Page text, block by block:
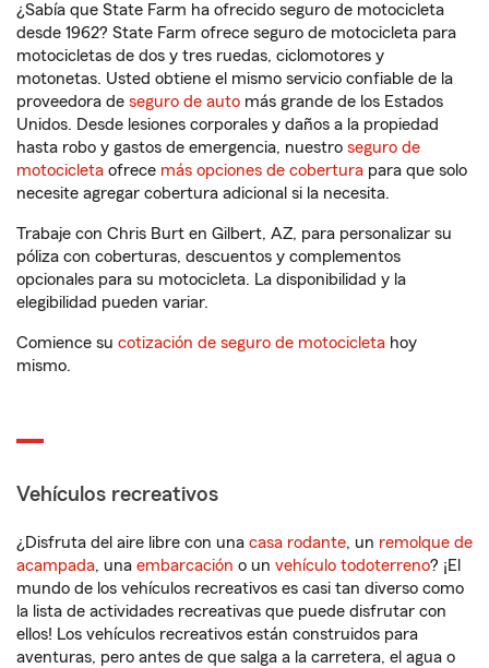
¿Sabía que State Farm ha ofrecido seguro de motocicleta
desde 1962? State Farm ofrece seguro de motocicleta para
motocicletas de dos y tres ruedas, ciclomotores y
motonetas. Usted obtiene el mismo servicio confiable de la
proveedora de seguro de auto más grande de los Estados
Unidos. Desde lesiones corporales y daños a la propiedad
hasta robo y gastos de emergencia, nuestro seguro de
motocicleta ofrece más opciones de cobertura para que solo
necesite agregar cobertura adicional si la necesita.
Trabaje con Chris Burt en Gilbert, AZ, para personalizar su
póliza con coberturas, descuentos y complementos
opcionales para su motocicleta. La disponibilidad y la
elegibilidad pueden variar.
Comience su cotización de seguro de motocicleta hoy
mismo.
Vehículos recreativos
¿Disfruta del aire libre con una casa rodante, un remolque de
acampada, una embarcación o un vehículo todoterreno? ¡El
mundo de los vehículos recreativos es casi tan diverso como
la lista de actividades recreativas que puede disfrutar con
ellos! Los vehículos recreativos están construidos para
aventuras, pero antes de que salga a la carretera, el agua o